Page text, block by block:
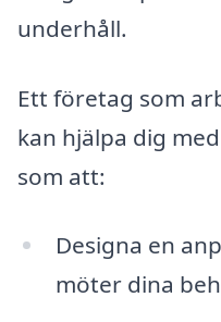
underhåll.
Ett företag som
kan hjälpa dig
som att:
Designa en
möter dina